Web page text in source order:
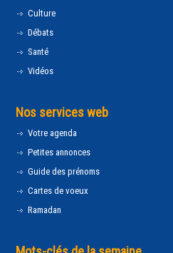
Culture
Débats
Santé
Vidéos
Nos services web
Votre agenda
Petites annonces
Guide des prénoms
Cartes de voeux
Ramadan